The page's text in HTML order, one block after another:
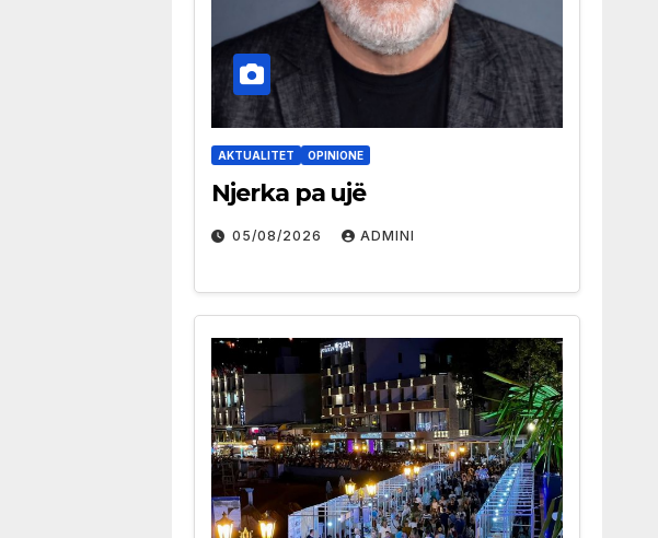
AKTUALITET OPINIONE
Njerka pa ujë
05/08/2026 ADMINI